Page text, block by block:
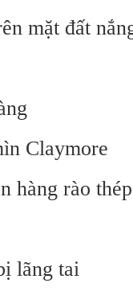
mặt đất
Claymore
hàng rào
lãng tai